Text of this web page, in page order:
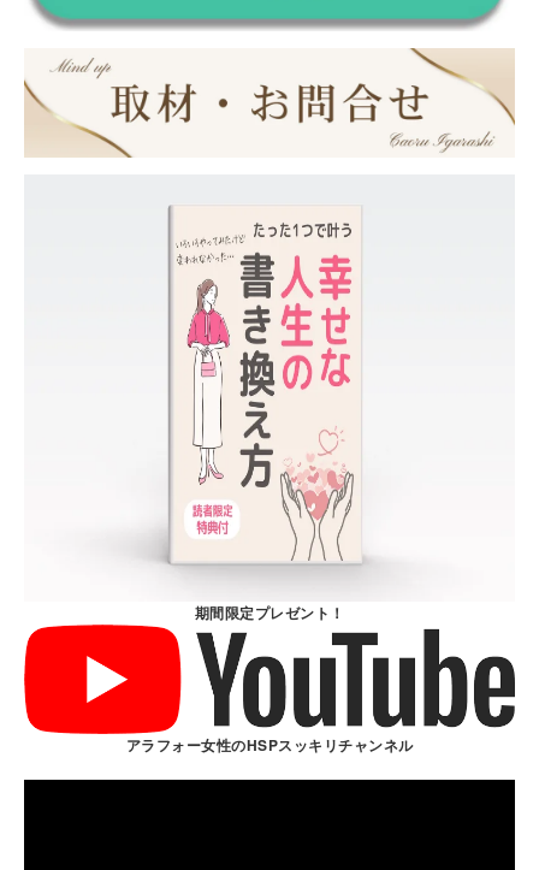
期間限定プレゼント！
アラフォー女性のHSPスッキリチャンネル